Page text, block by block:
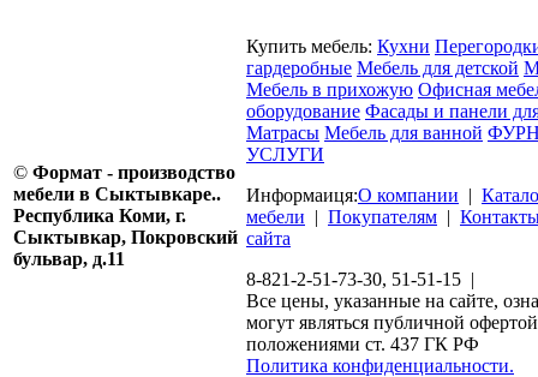
© Формат - производство
мебели в Сыктывкаре..
Республика Коми, г.
Сыктывкар, Покровский
бульвар, д.11
Купить мебель: Кухни
гардеробные Мебель для детской
Мебель в прихожую Офисная
оборудование Фасады и панели
Матрасы Мебель для ванной
УСЛУГИ
Информаиця:О компании |
мебели | Покупателям |
сайта
8-821-2-51-73-30, 51-51-15 |
Все цены, указанные на сайте,
могут являться публичной
положениями ст. 437 ГК РФ
Политика конфиденциальности.